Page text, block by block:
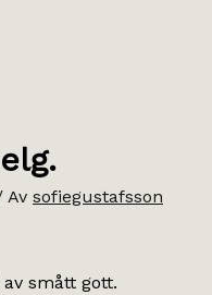
Av sofiegustafsson
smått gott.